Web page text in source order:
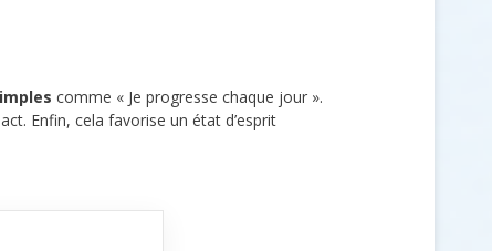
comme « Je progresse chaque jour ».
Enfin, cela favorise un état d’esprit